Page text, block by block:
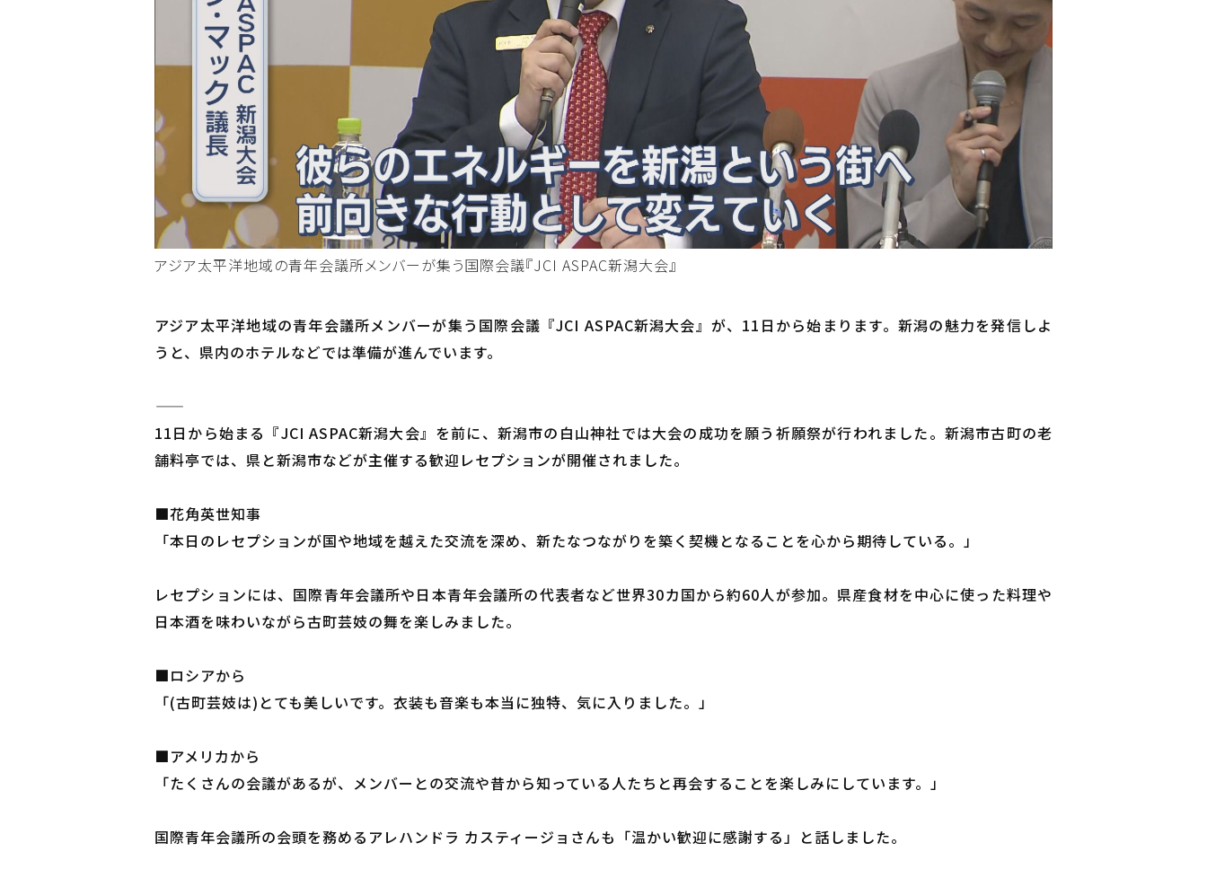
アジア太平洋地域の青年会議所メンバーが集う国際会議『JCI ASPAC新潟大会』
アジア太平洋地域の青年会議所メンバーが集う国際会議『JCI ASPAC新潟大会』が、11日から始まります。新潟の魅力を発信しよ
うと、県内のホテルなどでは準備が進んでいます。
―――――
11日から始まる『JCI ASPAC新潟大会』を前に、新潟市の白山神社では大会の成功を願う祈願祭が行われました。新潟市古町の老
舗料亭では、県と新潟市などが主催する歓迎レセプションが開催されました。
■花角英世知事
「本日のレセプションが国や地域を越えた交流を深め、新たなつながりを築く契機となることを心から期待している。」
レセプションには、国際青年会議所や日本青年会議所の代表者など世界30カ国から約60人が参加。県産食材を中心に使った料理や
日本酒を味わいながら古町芸妓の舞を楽しみました。
■ロシアから
「(古町芸妓は)とても美しいです。衣装も音楽も本当に独特、気に入りました。」
■アメリカから
「たくさんの会議があるが、メンバーとの交流や昔から知っている人たちと再会することを楽しみにしています。」
国際青年会議所の会頭を務めるアレハンドラ カスティージョさんも「温かい歓迎に感謝する」と話しました。